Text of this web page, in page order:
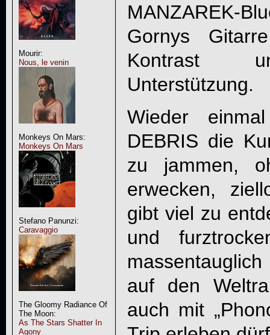
Mourir:
Nous, le venin
Monkeys On Mars:
Monkeys On Mars
Stefano Panunzi:
Caravaggio
The Gloomy Radiance Of
The Moon:
As The Stars Shatter In
Agony
Gornys
Kontrast
Unterstützung.
Wieder
DEBRIS die
zu jammen,
erwecken,
gibt viel zu
und
auf den
auch mit